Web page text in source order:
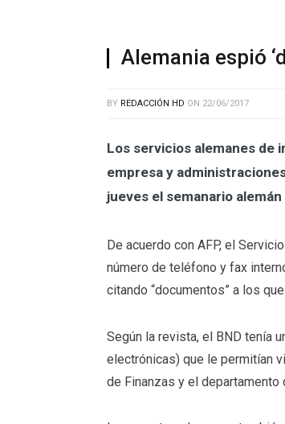
Alemania espió
BY REDACCIÓN HD ON 22/06/2017
Los servicios alemanes de
empresa y
jueves el semanario
De acuerdo con AFP, el
número de teléfono y fax
citando “documentos” a los
Según la revista, el BND tenía
electrónicas) que le permitían
de Finanzas y el departamento